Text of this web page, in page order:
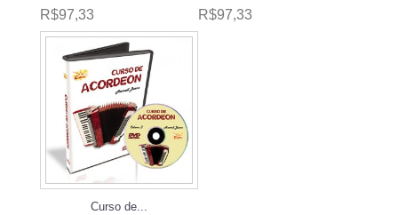
R$97,33 R$97,33
Curso de...